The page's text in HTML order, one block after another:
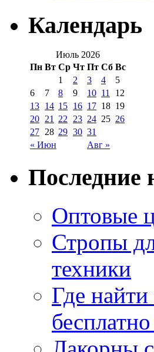
Календарь
Июль 2026
Пн Вт Ср Чт Пт Сб Вс
« Июн Авг »
1 2 3 4
5
6
7 8 9 10 11
12
13 14 15 16 17 18 19
20 21 22 23 24 25 26
27 28 29 30 31
Последние
Оптовые
Стропы
техники
Где